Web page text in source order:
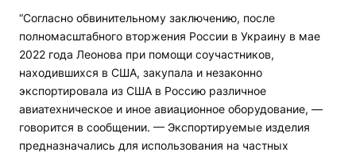
“Согласно обвинительному заключению, после
полномасштабного вторжения России в Украину в мае
2022 года Леонова при помощи соучастников,
находившихся в США, закупала и незаконно
экспортировала из США в Россию различное
авиатехническое и иное авиационное оборудование, —
говорится в сообщении. — Экспортируемые изделия
предназначались для использования на частных